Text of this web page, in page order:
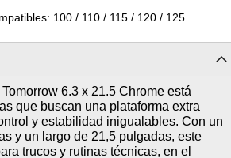
100 / 110 / 115 / 120 / 125
6.3 x 21.5 Chrome está
que buscan una plataforma extra
y estabilidad inigualables. Con un
y un largo de 21,5 pulgadas, este
trucos y rutinas técnicas, en el